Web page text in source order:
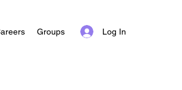
Groups Log In